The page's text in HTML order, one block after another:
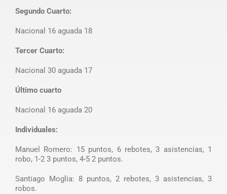
Segundo Cuarto:
Nacional 16 aguada 18
Tercer Cuarto:
Nacional 30 aguada 17
Último cuarto
Nacional 16 aguada 20
Individuales:
Manuel Romero: 15 puntos, 6 rebotes, 3 asistencias, 1
robo, 1-2 3 puntos, 4-5 2 puntos.
Santiago Moglia: 8 puntos, 2 rebotes, 3 asistencias, 3
robos.